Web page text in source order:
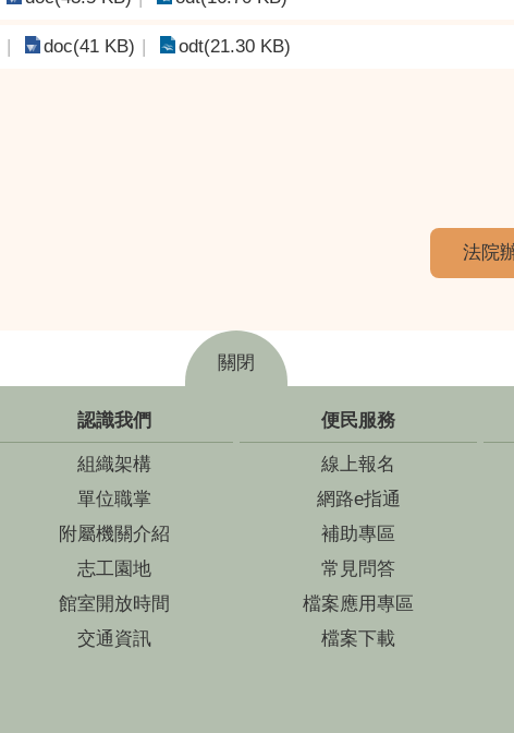
doc(41 KB) odt(21.30 KB)
法院
關閉
認識我們
組織架構
單位職掌
附屬機關介紹
志工園地
館室開放時間
交通資訊
便民服務
線上報名
網路e指通
補助專區
常見問答
檔案應用專區
檔案下載